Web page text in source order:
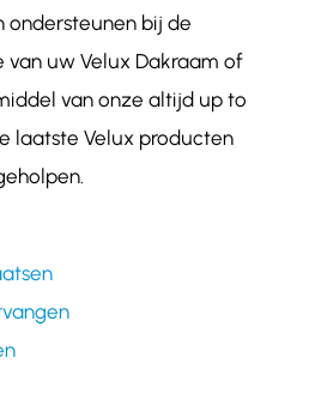
bij de
van uw Velux Dakraam of
van onze altijd up to
laatste Velux producten